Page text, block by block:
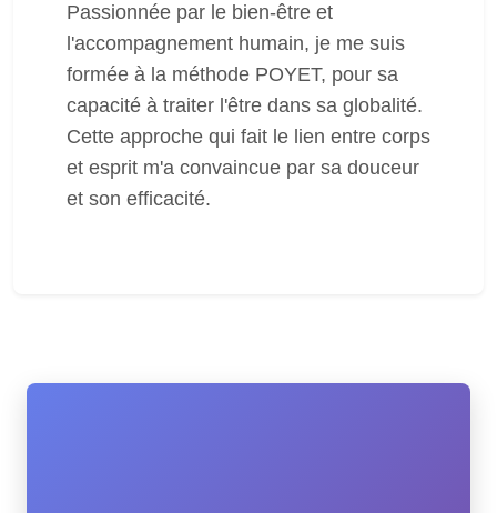
Passionnée par le bien-être et
l'accompagnement humain, je me suis
formée à la méthode POYET, pour sa
capacité à traiter l'être dans sa globalité.
Cette approche qui fait le lien entre corps
et esprit m'a convaincue par sa douceur
et son efficacité.